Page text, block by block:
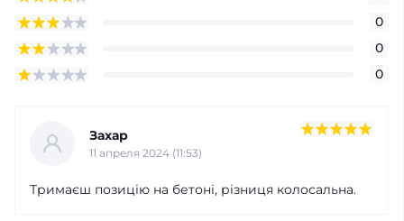
0
0
0
Захар
11 апреля 2024 (11:53)
Тримаєш позицію на бетоні, різниця колосальна.